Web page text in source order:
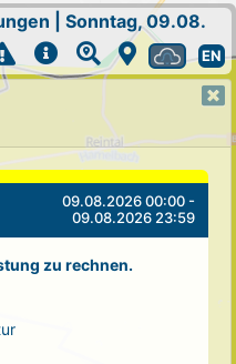
Sonntag, 09.08.
EN
09.08.2026 00:00 -
09.08.2026 23:59
zu rechnen.